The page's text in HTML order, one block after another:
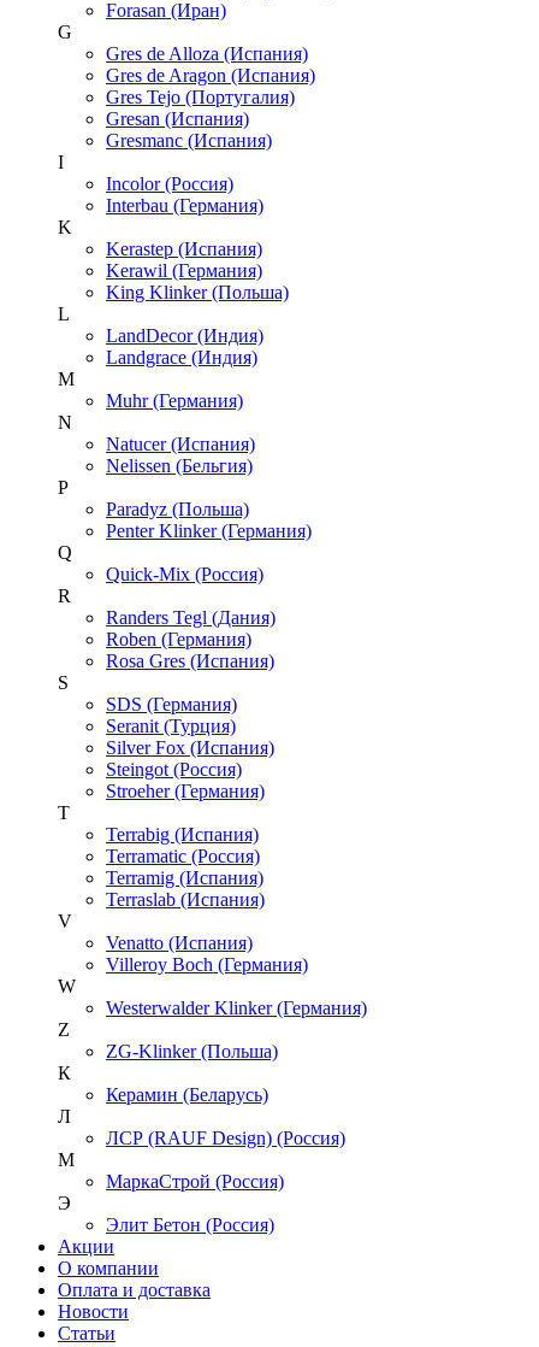
Forasan (Иран)
G
Gres de Alloza (Испания)
Gres de Aragon (Испания)
Gres Tejo (Португалия)
Gresan (Испания)
Gresmanc (Испания)
I
Incolor (Россия)
Interbau (Германия)
K
Kerastep (Испания)
Kerawil (Германия)
King Klinker (Польша)
L
LandDecor (Индия)
Landgrace (Индия)
M
Muhr (Германия)
N
Natucer (Испания)
Nelissen (Бельгия)
P
Paradyz (Польша)
Penter Klinker (Германия)
Q
Quick-Mix (Россия)
R
Randers Tegl (Дания)
Roben (Германия)
Rosa Gres (Испания)
S
SDS (Германия)
Seranit (Турция)
Silver Fox (Испания)
Steingot (Россия)
Stroeher (Германия)
T
Terrabig (Испания)
Terramatic (Россия)
Terramig (Испания)
Terraslab (Испания)
V
Venatto (Испания)
Villeroy Boch (Германия)
W
Westerwalder Klinker (Германия)
Z
ZG-Klinker (Польша)
К
Керамин (Беларусь)
Л
ЛСР (RAUF Design) (Россия)
М
МаркаСтрой (Россия)
Э
Элит Бетон (Россия)
Акции
О компании
Оплата и доставка
Новости
Статьи